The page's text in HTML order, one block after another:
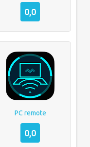
0,0
PC remote
0,0